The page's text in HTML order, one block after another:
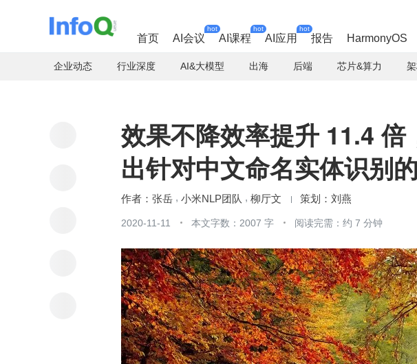
首页 AI会议
hot
AI课程
hot
AI应用
hot
报告 HarmonyOS
企业动态 行业深度 AI&大模型 出海 后端 芯片&算力
效果不降效率提升 11.4
出针对中文命名实体识别
张岳 小米NLP团队 柳厅文 刘燕
2020-11-11 本文字数：2007 字 阅读完需：约 7 分钟